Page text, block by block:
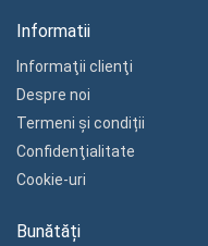
Informatii
Informaţii clienţi
Despre noi
Termeni și condiții
Confidenţialitate
Cookie-uri
Bunătăți